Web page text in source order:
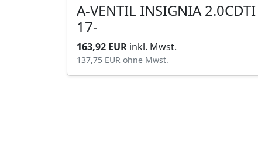
A-VENTIL INSIGNIA 2.0CDTI
17-
163,92 EUR inkl. Mwst.
137,75 EUR ohne Mwst.